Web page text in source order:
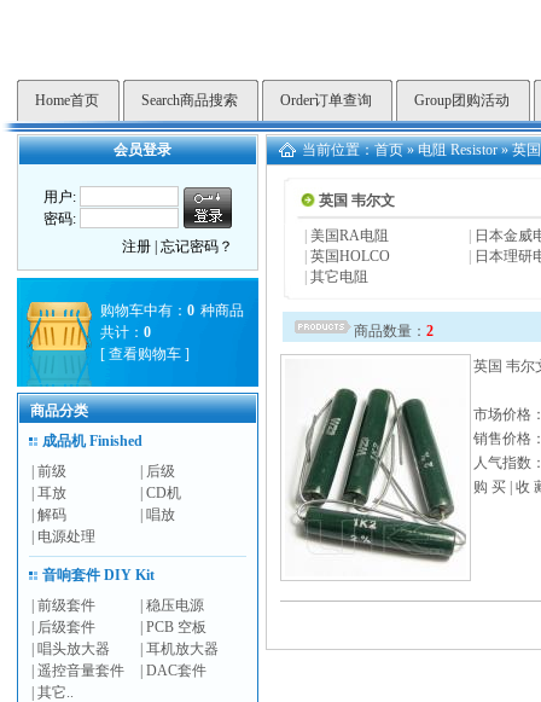
Home首页 Search商品搜索 Order订单查询 Group团购活动
会员登录
用户:
密码:
注册 |忘记密码？
购物车中有：0 种商品
共计：0
[ 查看购物车 ]
商品分类
成品机 Finished
|前级
后级
|耳放 |CD机
|解码 |唱放
电源处理
音响套件 DIY Kit
|前级套件 |稳压电源
后级套件 |PCB 空板
|唱头放大器 |耳机放大器
|遥控音量套件 |DAC套件
|其它..
当前位置：首页»电阻 Resistor»英
英国 韦尔文
|美国RA电阻
日本金威
|英国HOLCO
日本理研
|其它电阻
商品数量：2
英国 韦尔
市场价格
销售价格
人气指数
购 买 |收